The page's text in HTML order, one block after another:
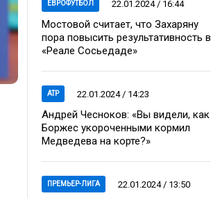
ЕВРОФУТБОЛ 22.01.2024 / 16:44
Мостовой считает, что Захаряну
пора повысить результативность в
«Реале Сосьедаде»
ATP 22.01.2024 / 14:23
Андрей Чесноков: «Вы видели, как
Боржес укороченными кормил
Медведева на корте?»
ПРЕМЬЕР-ЛИГА 22.01.2024 / 13:50